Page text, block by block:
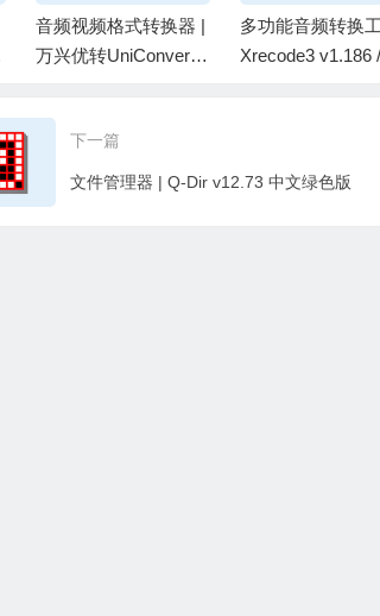
音频视频格式转换器 |
万兴优转UniConverter
便携版
多功能音频转换
Xrecode3 v1.186
下一篇
文件管理器 | Q-Dir v12.73 中文绿色版